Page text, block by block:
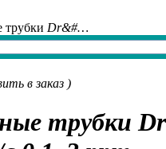
трубки Dr&#…
в заказ )
трубки